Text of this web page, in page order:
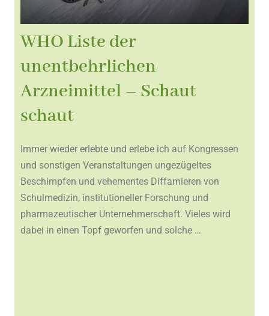
WHO Liste der
unentbehrlichen
Arzneimittel – Schaut
schaut
Immer wieder erlebte und erlebe ich auf Kongressen
und sonstigen Veranstaltungen ungezügeltes
Beschimpfen und vehementes Diffamieren von
Schulmedizin, institutioneller Forschung und
pharmazeutischer Unternehmerschaft. Vieles wird
dabei in einen Topf geworfen und solche …